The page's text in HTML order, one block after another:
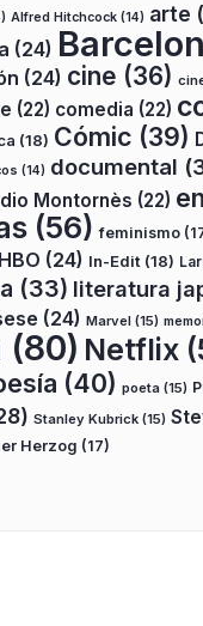
Alfred Hitchcock (14) arte
(24)
(24) cine (36)
(22) comedia (22)
(18) Cómic (39)
(14) documental
Montornès (22)
(56) feminismo
HBO (24) In-Edit (18)
(33) literatura
(24) Marvel (15)
(80) Netflix
(40) poeta (15)
Stanley Kubrick (15)
Herzog (17)